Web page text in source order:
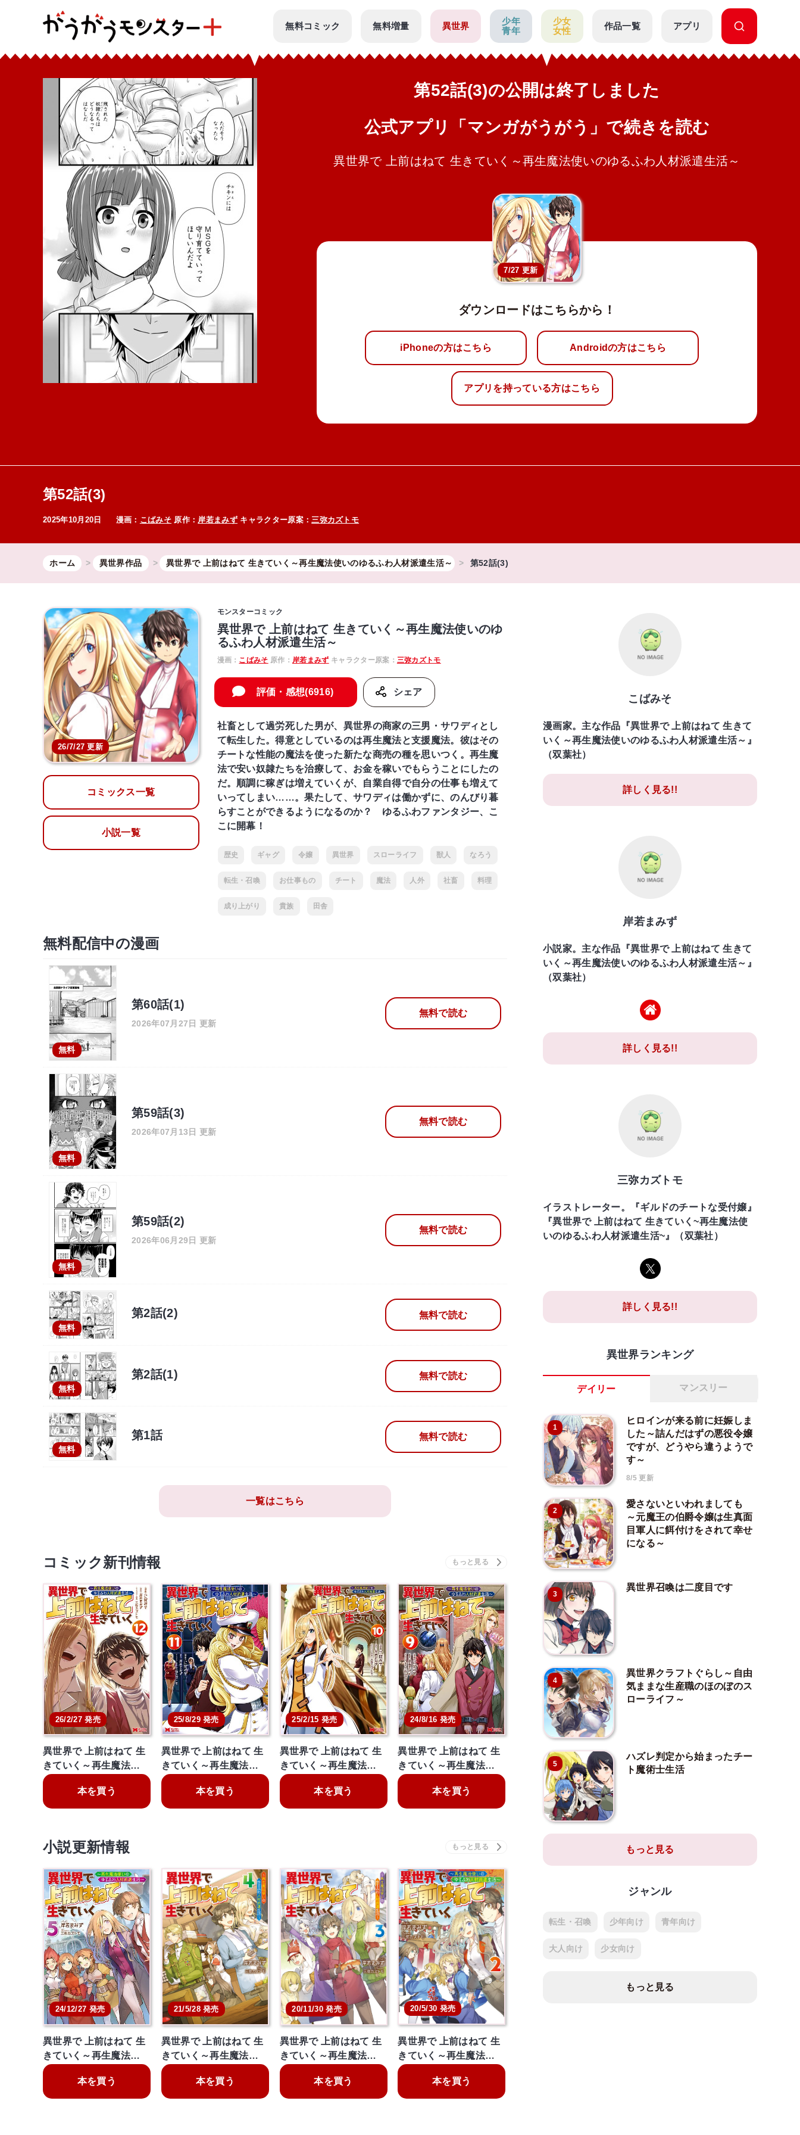
無料コミック 無料増量 異世界
少年
青年
少女
女性
作品一覧 アプリ
第52話(3)の公開は終了しました
公式アプリ「マンガがうがう」で続きを読む
異世界で 上前はねて 生きていく～再生魔法使いのゆるふわ人材派遣生活～
7/27 更新
ダウンロードはこちらから！
iPhoneの方はこちら Androidの方はこちら
アプリを持っている方はこちら
第52話(3)
2025年10月20日 漫画： こばみそ 原作： 岸若まみずキャラクター原案：三弥カズトモ
ホーム 異世界作品 異世界で 上前はねて 生きていく～再生魔法使いのゆるふわ人材派遣生活～ 第52話(3)
26/7/27 更新
コミックス一覧
小説一覧
モンスターコミック
異世界で 上前はねて 生きていく～再生魔法使いのゆ
るふわ人材派遣生活～
漫画： こばみそ 原作： 岸若まみず キャラクター原案： 三弥カズトモ
評価・感想(6916) シェア
社畜として過労死した男が、異世界の商家の三男・サワディとし
て転生した。得意としているのは再生魔法と支援魔法。彼はその
チートな性能の魔法を使った新たな商売の種を思いつく。再生魔
法で安い奴隷たちを治療して、お金を稼いでもらうことにしたの
だ。順調に稼ぎは増えていくが、自業自得で自分の仕事も増えて
いってしまい……。果たして、サワディは働かずに、のんびり暮
らすことができるようになるのか？ ゆるふわファンタジー、こ
こに開幕！
歴史 ギャグ 令嬢 異世界 スローライフ 獣人 なろう
転生・召喚 お仕事もの チート 魔法 人外 社畜 料理
成り上がり 貴族 田舎
無料配信中の漫画
無料
第60話(1)
2026年07月27日 更新
無料で読む
無料
第59話(3)
2026年07月13日 更新
無料で読む
無料
第59話(2)
2026年06月29日 更新
無料で読む
無料
第2話(2) 無料で読む
無料
第2話(1) 無料で読む
無料
第1話 無料で読む
一覧はこちら
コミック新刊情報
26/2/27 発売
異世界で 上前はねて 生
きていく～再生魔法…
本を買う
25/8/29 発売
異世界で 上前はねて 生
きていく～再生魔法…
本を買う
25/2/15 発売
異世界で 上前はねて 生
きていく～再生魔法…
本を買う
24/8/16 発売
異世界で 上前はねて 生
きていく～再生魔法…
本を買う
小説更新情報
24/12/27 発売
異世界で 上前はねて 生
きていく～再生魔法…
本を買う
21/5/28 発売
異世界で 上前はねて 生
きていく～再生魔法…
本を買う
20/11/30 発売
異世界で 上前はねて 生
きていく～再生魔法…
本を買う
20/5/30 発売
異世界で 上前はねて 生
きていく～再生魔法…
本を買う
こばみそ
漫画家。主な作品『異世界で 上前はねて 生きて
いく～再生魔法使いのゆるふわ人材派遣生活～』
（双葉社）
詳しく見る!!
岸若まみず
小説家。主な作品『異世界で 上前はねて 生きて
いく～再生魔法使いのゆるふわ人材派遣生活～』
（双葉社）
詳しく見る!!
三弥カズトモ
イラストレーター。『ギルドのチートな受付嬢』
『異世界で 上前はねて 生きていく~再生魔法使
いのゆるふわ人材派遣生活~』（双葉社）
詳しく見る!!
異世界ランキング
デイリー マンスリー
1
ヒロインが来る前に妊娠しま
した～詰んだはずの悪役令嬢
ですが、どうやら違うようで
す～
8/5 更新
2
愛さないといわれましても
～元魔王の伯爵令嬢は生真面
目軍人に餌付けをされて幸せ
になる～
3
異世界召喚は二度目です
4
異世界クラフトぐらし～自由
気ままな生産職のほのぼのス
ローライフ～
5
ハズレ判定から始まったチー
ト魔術士生活
もっと見る
ジャンル
転生・召喚 少年向け 青年向け
大人向け 少女向け
もっと見る